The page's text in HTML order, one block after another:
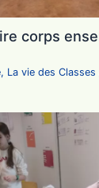
corps
, La vie des Classes